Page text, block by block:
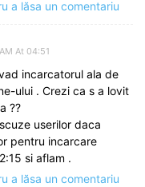
a lăsa un comentariu
At 04:51
incarcatorul ala de
ului . Crezi ca s a lovit
??
userilor daca
pentru incarcare
si aflam .
a lăsa un comentariu